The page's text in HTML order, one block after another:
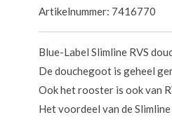
Artikelnummer: 7416770
Blue-Label Slimline RVS
De douchegoot is geheel
Ook het rooster is ook van
Het voordeel van de